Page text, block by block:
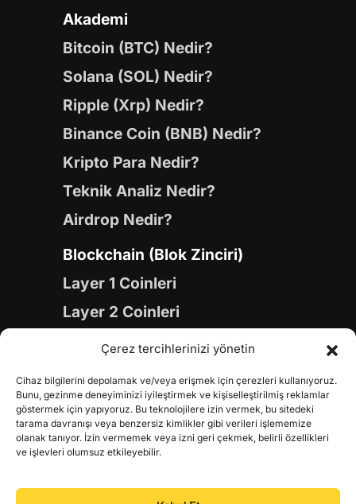
Çerez tercihlerinizi yönetin
Cihaz bilgilerini depolamak ve/veya erişmek için çerezleri kullanıyoruz.
Bunu, gezinme deneyiminizi iyileştirmek ve kişiselleştirilmiş reklamlar
göstermek için yapıyoruz. Bu teknolojilere izin vermek, bu sitedeki
tarama davranışı veya benzersiz kimlikler gibi verileri işlememize
olanak tanıyor. İzin vermemek veya izni geri çekmek, belirli özellikleri
ve işlevleri olumsuz etkileyebilir.
Akademi
Bitcoin (BTC) Nedir?
Solana (SOL) Nedir?
Ripple (Xrp) Nedir?
Binance Coin (BNB) Nedir?
Kripto Para Nedir?
Teknik Analiz Nedir?
Airdrop Nedir?
Blockchain (Blok Zinciri)
Layer 1 Coinleri
Layer 2 Coinleri
Yapay Zeka (AI) Coinleri
Gaming Coinleri
RWA Coinleri
DeFi Coinleri
DePIN Coinleri